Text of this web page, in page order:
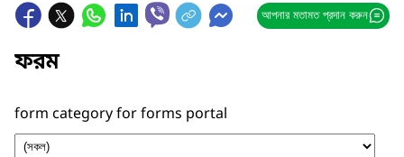
আপনার মতামত প্রদান করুন
ফরম
form category for forms portal